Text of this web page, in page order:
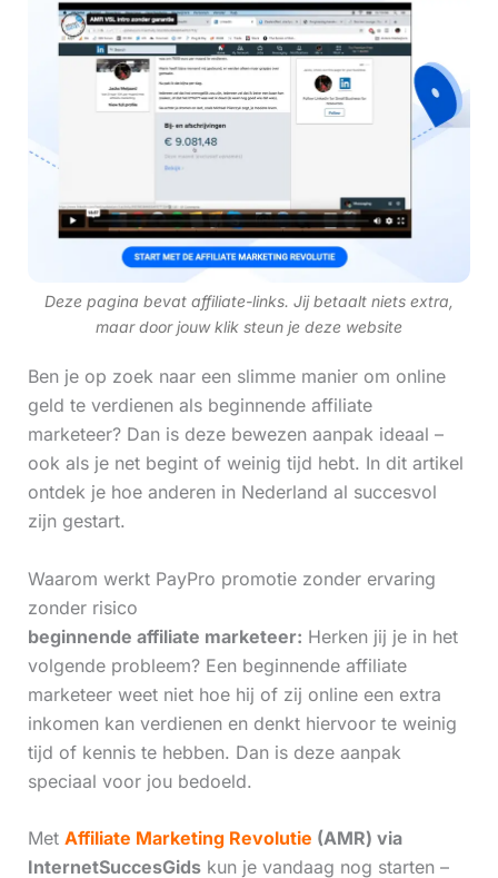
Deze pagina bevat affiliate-links. Jij betaalt niets extra,
maar door jouw klik steun je deze website
Ben je op zoek naar een slimme manier om online
geld te verdienen als beginnende affiliate
marketeer? Dan is deze bewezen aanpak ideaal –
ook als je net begint of weinig tijd hebt. In dit artikel
ontdek je hoe anderen in Nederland al succesvol
zijn gestart.
Waarom werkt PayPro promotie zonder ervaring
zonder risico
beginnende affiliate marketeer: Herken jij je in het
volgende probleem? Een beginnende affiliate
marketeer weet niet hoe hij of zij online een extra
inkomen kan verdienen en denkt hiervoor te weinig
tijd of kennis te hebben. Dan is deze aanpak
speciaal voor jou bedoeld.
Met Affiliate Marketing Revolutie (AMR) via
InternetSuccesGidskun je vandaag nog starten –